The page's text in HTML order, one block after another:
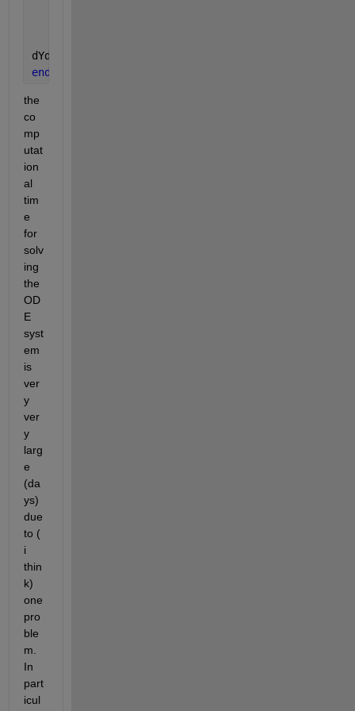
dYdx=[dTtdx;dPtdx;dMdx];
end
the
co
mp
utat
ion
al
tim
e
for
solv
ing
the
OD
E
syst
em
is
ver
y
ver
y
larg
e
(da
ys)
due
to (
i
thin
k)
one
pro
ble
m.
In
part
icul